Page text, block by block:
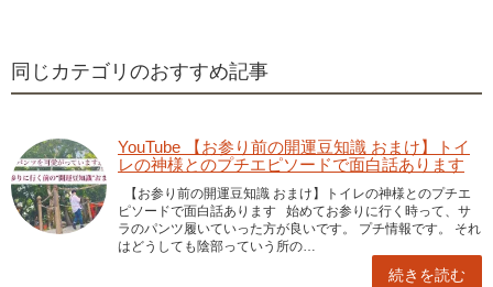
同じカテゴリのおすすめ記事
YouTube 【お参り前の開運豆知識 おまけ】トイ
レの神様とのプチエピソードで面白話あります
【お参り前の開運豆知識 おまけ】トイレの神様とのプチエ
ピソードで面白話あります 始めてお参りに行く時って、サ
ラのパンツ履いていった方が良いです。 プチ情報です。 それ
はどうしても陰部っていう所の…
続きを読む